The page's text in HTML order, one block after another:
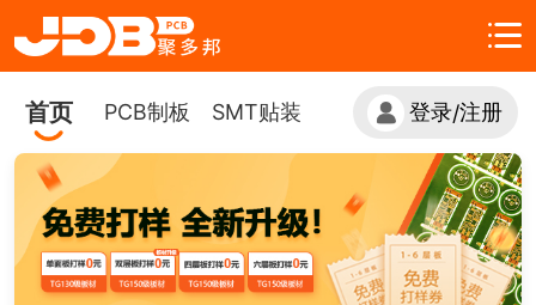
首页 PCB制板 SMT贴装 登录/注册